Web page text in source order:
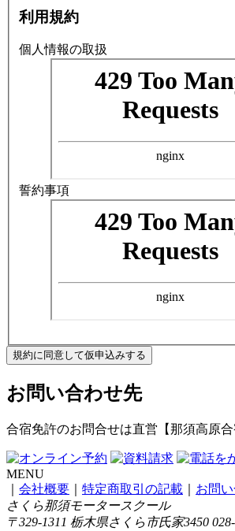
利用規約
個人情報の取扱
誓約事項
規約に同意して仮申込みする
お問い合わせ先
合宿免許のお問合せは直営【那須高原合
MENU
会社概要 特定商取引の記載 お問
さくら那須モータースクール
〒329-1311 栃木県さくら市氏家3450